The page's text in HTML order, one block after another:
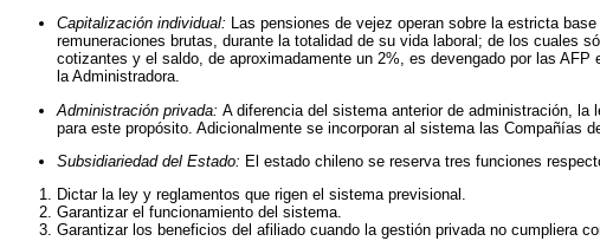
Capitalización individual: Las pensiones de vejez operan sobre la estricta
remuneraciones brutas, durante la totalidad de su vida laboral; de los cuales
cotizantes y el saldo, de aproximadamente un 2%, es devengado por las
la Administradora.
Administración privada: A diferencia del sistema anterior de administración,
para este propósito. Adicionalmente se incorporan al sistema las Compañías
Subsidiariedad del Estado: El estado chileno se reserva tres funciones
Dictar la ley y reglamentos que rigen el sistema previsional.
Garantizar el funcionamiento del sistema.
Garantizar los beneficios del afiliado cuando la gestión privada no cumpliera